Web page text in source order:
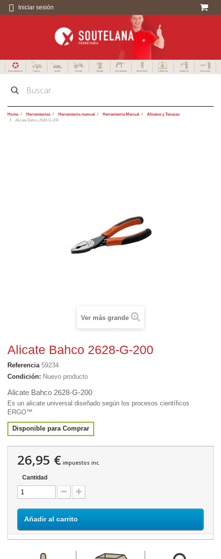
Iniciar sesión
Especialistas en Campo Jardín Forestal Menaje Herramientas Electricidad Calefacción Fontanería Decoración
Home Herramientas Herramienta manual Herramienta Manual
Alicates y Tenazas
Alicate Bahco 2628-G-200
Ver más grande
Alicate Bahco 2628-G-200
Referencia 59234
Condición: Nuevo producto
Alicate Bahco 2628-G-200
Es un alicate universal diseñado según los procesos científicos
ERGO™
Disponible para Comprar
26,95 € impuestos inc.
Cantidad
Añadir al carrito